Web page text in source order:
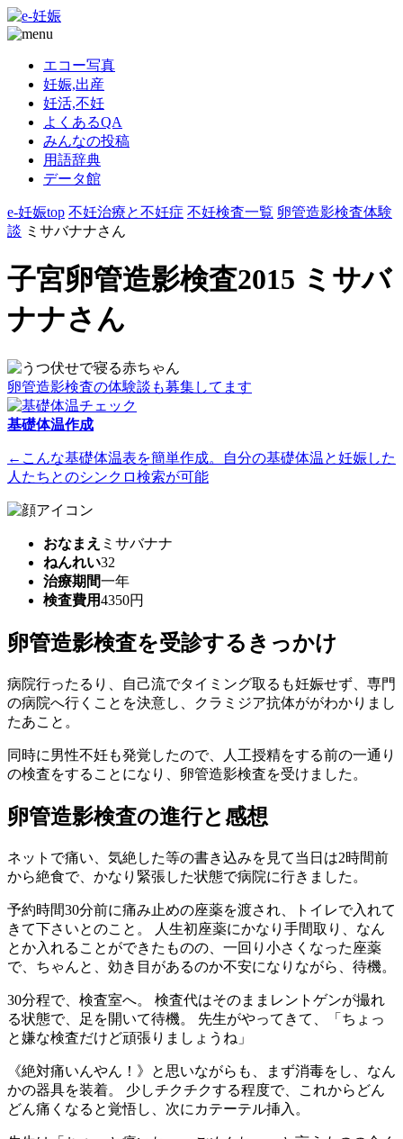
エコー写真
妊娠,出産
妊活,不妊
よくあるQA
みんなの投稿
用語辞典
データ館
e-妊娠top 不妊治療と不妊症 不妊検査一覧 卵管造影検査体験
談 ミサバナナさん
子宮卵管造影検査2015 ミサバ
ナナさん
卵管造影検査の体験談も募集してます
基礎体温作成
←こんな基礎体温表を簡単作成。自分の基礎体温と妊娠した
人たちとのシンクロ検索が可能
おなまえ ミサバナナ
ねんれい32
治療期間一年
検査費用4350円
卵管造影検査を受診するきっかけ
病院行ったるり、自己流でタイミング取るも妊娠せず、専門
の病院へ行くことを決意し、クラミジア抗体ががわかりまし
たあこと。
同時に男性不妊も発覚したので、人工授精をする前の一通り
の検査をすることになり、卵管造影検査を受けました。
卵管造影検査の進行と感想
ネットで痛い、気絶した等の書き込みを見て当日は2時間前
から絶食で、かなり緊張した状態で病院に行きました。
予約時間30分前に痛み止めの座薬を渡され、トイレで入れて
きて下さいとのこと。 人生初座薬にかなり手間取り、なん
とか入れることができたものの、一回り小さくなった座薬
で、ちゃんと、効き目があるのか不安になりながら、待機。
30分程で、検査室へ。 検査代はそのままレントゲンが撮れ
る状態で、足を開いて待機。 先生がやってきて、「ちょっ
と嫌な検査だけど頑張りましょうね」
《絶対痛いんやん！》と思いながらも、まず消毒をし、なん
かの器具を装着。 少しチクチクする程度で、これからどん
どん痛くなると覚悟し、次にカテーテル挿入。